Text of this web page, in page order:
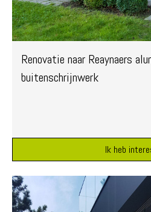
Renovatie naar Reaynaers
buitenschrijnwerk
Ik heb